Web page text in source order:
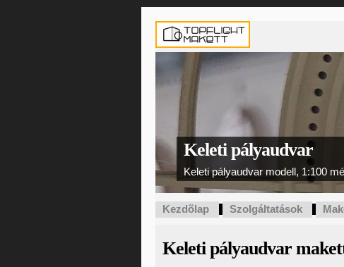
Keleti pályaudvar
Keleti pályaudvar modell, 1:100
Kezdõlap Szolgáltatások
Keleti pályaudvar